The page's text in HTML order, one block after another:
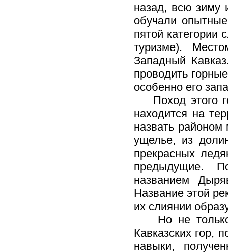
назад, всю зиму
обучали
пятой
туризме).
Западный
проводить
особенно его
Поход этого
находится на
назвать
ущелье, из
прекрасных
предыдущие.
названием
Название этой
их слиянии
Но не только
Кавказских гор,
навыки,